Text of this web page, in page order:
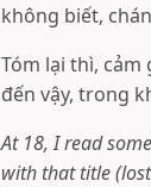
không biết,
Tóm lại thì, cảm
đến vậy, trong
At 18, I read
with that title